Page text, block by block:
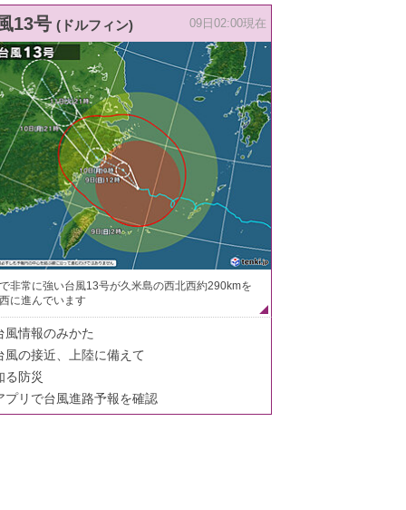
13号 (ドルフィン) 09日02:00現在
非常に強い台風13号が久米島の西北西約290kmを
に進んでいます
風情報のみかた
風の接近、上陸に備えて
る防災
プリで台風進路予報を確認